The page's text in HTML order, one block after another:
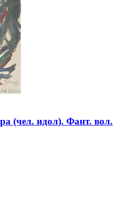
(чел. идол). Фант. вол.